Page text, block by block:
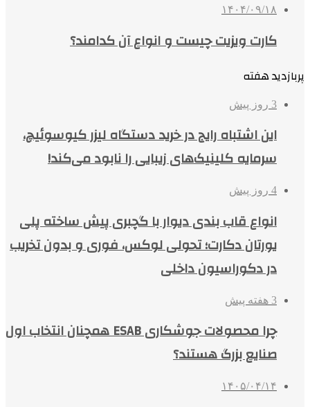
۱۴۰۴/۰۹/۱۸
کارت ویزیت چیست و انواع آن کدامند؟
پربازدید هفته
3 روز پیش
این اشتباه رایج در خرید دستگاه لیزر کیوسوئیچ،
سرمایه کلینیک‌های زیبایی را نابود می‌کند!
4 روز پیش
انواع قاب بندی دیوار با گچبری پیش ساخته پلی
یورتان دکارت؛ تحولی لوکس، فوری و بدون تخریب
در دکوراسیون داخلی
3 هفته پیش
چرا محصولات جوشکاری ESAB همچنان انتخاب اول
صنایع بزرگ هستند؟
۱۴۰۵/۰۴/۱۴